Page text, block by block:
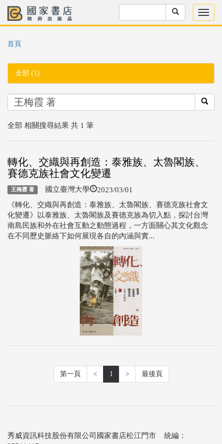
首頁
全部 (1)
全部 相關搜尋結果 共 1 筆
轉化、交織與再創造：泰雅族、太魯閣族、
賽德克族社會文化變遷
王梅霞 著 國立臺灣大學 2023/03/01
《轉化、交織與再創造：泰雅族、太魯閣族、賽德克族社會文
化變遷》以泰雅族、太魯閣族及賽德克族為切入點，探討台灣
南島民族和外在社會互動之動態過程，一方面關心其文化觀念
在不同歷史脈絡下如何展現各自的內涵與實...
第一頁 < 1 > 最後頁
秀威資訊科技股份有限公司國家書店松江門市 統編：